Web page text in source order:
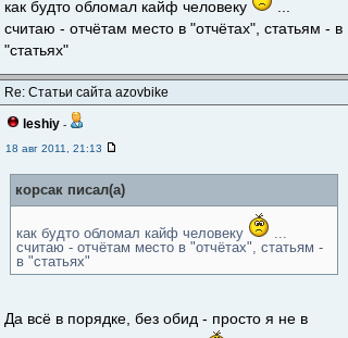
как будто обломал кайф человеку
считаю - отчётам место в "отчётах", статьям - в
"статьях"
Re: Статьи сайта azovbike
leshiy -
18 авг 2011, 21:13
корсак писал(а)
как будто обломал кайф человеку
...
считаю - отчётам место в "отчётах", статьям -
в "статьях"
Да всё в порядке, без обид - просто я не в